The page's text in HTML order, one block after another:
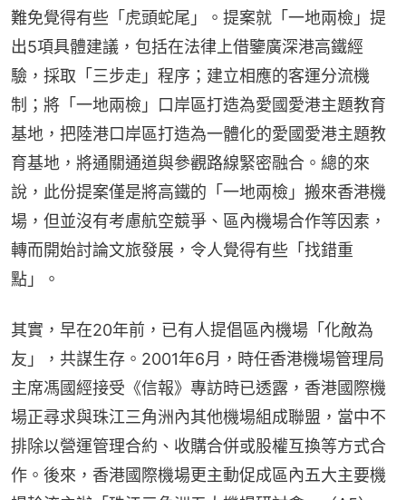
難免覺得有些「虎頭蛇尾」。提案就「一地兩檢」提
出5項具體建議，包括在法律上借鑒廣深港高鐵經
驗，採取「三步走」程序；建立相應的客運分流機
制；將「一地兩檢」口岸區打造為愛國愛港主題教育
基地，把陸港口岸區打造為一體化的愛國愛港主題教
育基地，將通關通道與參觀路線緊密融合。總的來
說，此份提案僅是將高鐵的「一地兩檢」搬來香港機
場，但並沒有考慮航空競爭、區內機場合作等因素，
轉而開始討論文旅發展，令人覺得有些「找錯重
點」。
其實，早在20年前，已有人提倡區內機場「化敵為
友」，共謀生存。2001年6月，時任香港機場管理局
主席馮國經接受《信報》專訪時已透露，香港國際機
場正尋求與珠江三角洲內其他機場組成聯盟，當中不
排除以營運管理合約、收購合併或股權互換等方式合
作。後來，香港國際機場更主動促成區內五大主要機